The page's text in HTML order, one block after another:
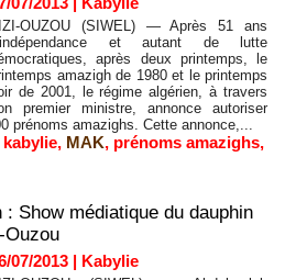
OUZOU (SIWEL) — Après 51 ans
et autant de lutte
après deux printemps, le
amazigh de 1980 et le printemps
de 2001, le régime algérien, à travers
premier ministre, annonce autoriser
prénoms amazighs. Cette annonce,...
kabylie, MAK, prénoms amazighs,
Show médiatique du dauphin
Ouzou
07/2013 | Kabylie